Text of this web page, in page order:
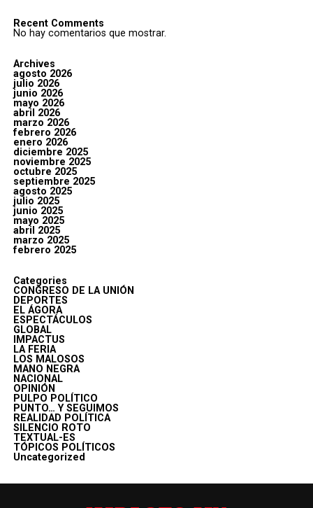
Recent Comments
No hay comentarios que mostrar.
Archives
agosto 2026
julio 2026
junio 2026
mayo 2026
abril 2026
marzo 2026
febrero 2026
enero 2026
diciembre 2025
noviembre 2025
octubre 2025
septiembre 2025
agosto 2025
julio 2025
junio 2025
mayo 2025
abril 2025
marzo 2025
febrero 2025
Categories
CONGRESO DE LA UNIÓN
DEPORTES
EL ÁGORA
ESPECTÁCULOS
GLOBAL
IMPACTUS
LA FERIA
LOS MALOSOS
MANO NEGRA
NACIONAL
OPINIÓN
PULPO POLÍTICO
PUNTO… Y SEGUIMOS
REALIDAD POLÍTICA
SILENCIO ROTO
TEXTUAL-ES
TÓPICOS POLÍTICOS
Uncategorized